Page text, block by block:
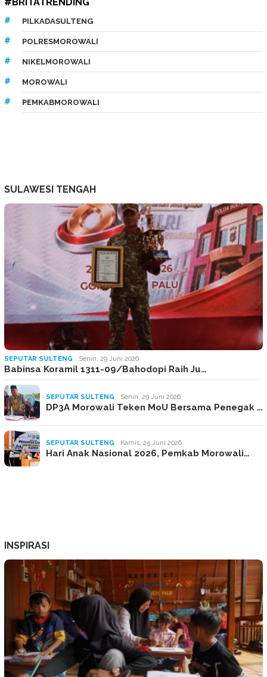
PILKADASULTENG
POLRESMOROWALI
NIKELMOROWALI
MOROWALI
PEMKABMOROWALI
SULAWESI TENGAH
SEPUTAR SULTENG Senin, 29 Juni 2026
Babinsa Koramil 1311-09/Bahodopi Raih Ju…
SEPUTAR SULTENG Senin, 29 Juni 2026
DP3A Morowali Teken MoU Bersama Penegak …
SEPUTAR SULTENG Kamis, 25 Juni 2026
Hari Anak Nasional 2026, Pemkab Morowali…
INSPIRASI